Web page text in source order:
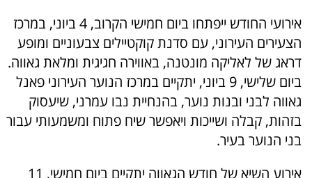
אירועי החודש ייפתחו ביום חמישי הקרוב, 4 ביוני, במרכז
הצעירים העירוני, עם סדנת קוקטיילים צבעוניים ומופע
דראג של לאליקה מונטנה, באווירה חגיגית ומלאת גאווה.
ביום שלישי, 9 ביוני, יתקיים במרכז הנוער העירוני פאנל
גאווה לבני ובנות נוער, בהנחיית נבו עמרני, שיעסוק
בזהות, קבלה ושייכות ויאפשר שיח פתוח ומשמעותי עבור
בני הנוער בעיר.
אירוע השיא של חודש הגאווה יתקיים ביום חמישי, 11